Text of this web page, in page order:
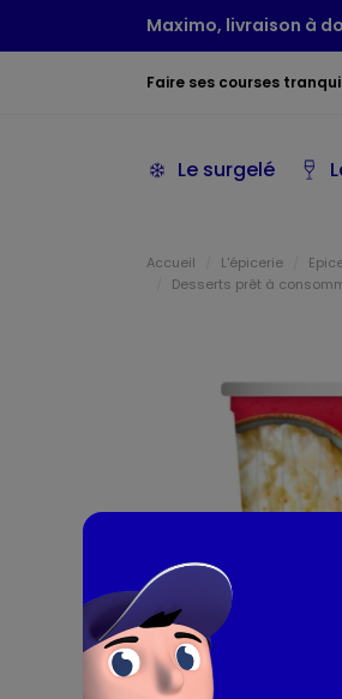
Maximo, livraison à
Faire ses courses
Le surgelé
Accueil L'épicerie
Desserts prêt à